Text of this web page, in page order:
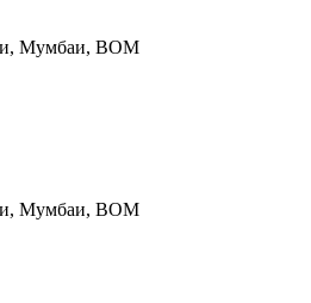
Мумбаи, BOM
Мумбаи, BOM